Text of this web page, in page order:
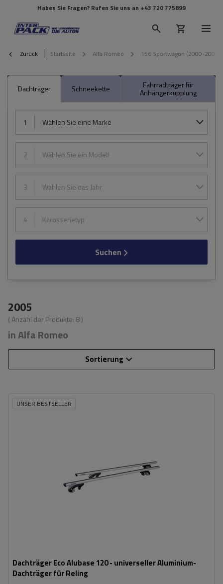
Haben Sie Fragen? Rufen Sie uns an +43 720 775899
Zurück Startseite Alfa Romeo 156 Sportwagon (2000-2007)
Dachträger Schneekette Fahrradträger für
Anhängerkupplung
1 Wählen Sie eine Marke
2 Wählen Sie ein Modell
3 Wählen Sie das Jahr
4 Karosserietyp
Suchen
2005
( Anzahl der Produkte: 8)
in Alfa Romeo
Sortierung
UNSER BESTSELLER
Dachträger Eco Alubase 120 - universeller Aluminium-
Dachträger für Reling